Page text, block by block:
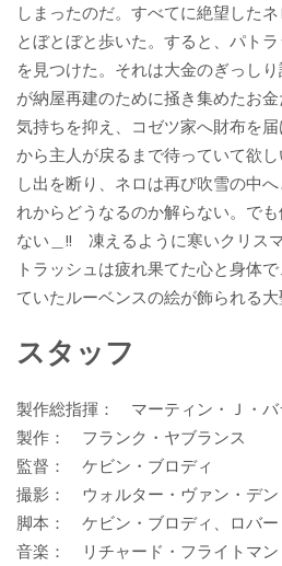
しまったのだ。すべてに絶望した
とぼとぼと歩いた。すると、パト
を見つけた。それは大金のぎっし
が納屋再建のために掻き集めたお
気持ちを抑え、コゼツ家へ財布を
から主人が戻るまで待っていて欲
し出を断り、ネロは再び吹雪の中
れからどうなるのか解らない。で
ない＿!! 凍えるように寒いクリス
トラッシュは疲れ果てた心と身体
ていたルーベンスの絵が飾られる大
スタッフ
製作総指揮： マーティン・Ｊ・バ
製作： フランク・ヤブランス
監督： ケビン・ブロディ
撮影： ウォルター・ヴァン・デン
脚本： ケビン・ブロディ、ロバー
音楽： リチャード・フライトマン